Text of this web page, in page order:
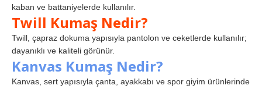
kaban ve battaniyelerde kullanılır.
Twill Kumaş Nedir?
Twill, çapraz dokuma yapısıyla pantolon ve ceketlerde kullanılır;
dayanıklı ve kaliteli görünür.
Kanvas Kumaş Nedir?
Kanvas, sert yapısıyla çanta, ayakkabı ve spor giyim ürünlerinde